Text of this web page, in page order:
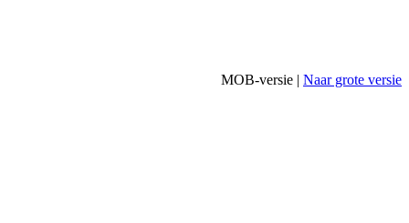
MOB-versie | Naar grote versie